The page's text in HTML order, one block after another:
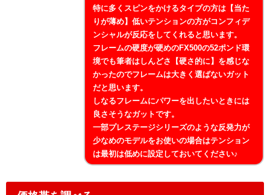
特に多くスピンをかけるタイプの方は【当た
りが薄め】低いテンションの方がコンフィデ
ンシャルが反応をしてくれると思います。
フレームの硬度が硬めのFX500の52ポンド環
境でも筆者はしんどさ【硬さ的に】を感じな
かったのでフレームは大きく選ばないガット
だと思います。
しなるフレームにパワーを出したいときには
良さそうなガットです。
一部プレステージシリーズのような反発力が
少なめのモデルをお使いの場合はテンション
は最初は低めに設定しておいてください♪